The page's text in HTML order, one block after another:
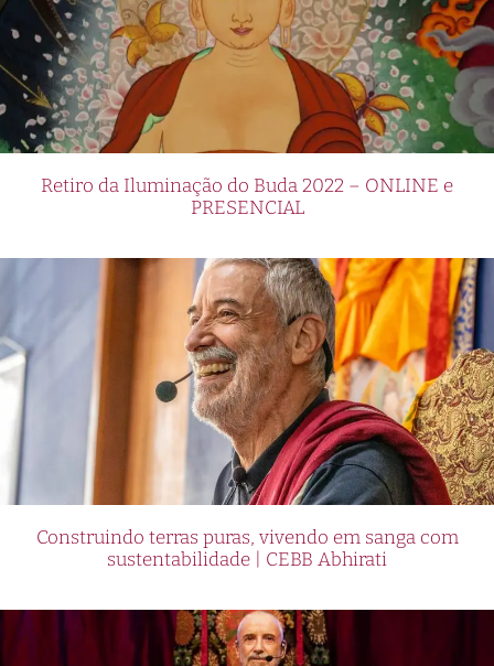
Retiro da Iluminação do Buda 2022 – ONLINE e
PRESENCIAL
Construindo terras puras, vivendo em sanga com
sustentabilidade | CEBB Abhirati